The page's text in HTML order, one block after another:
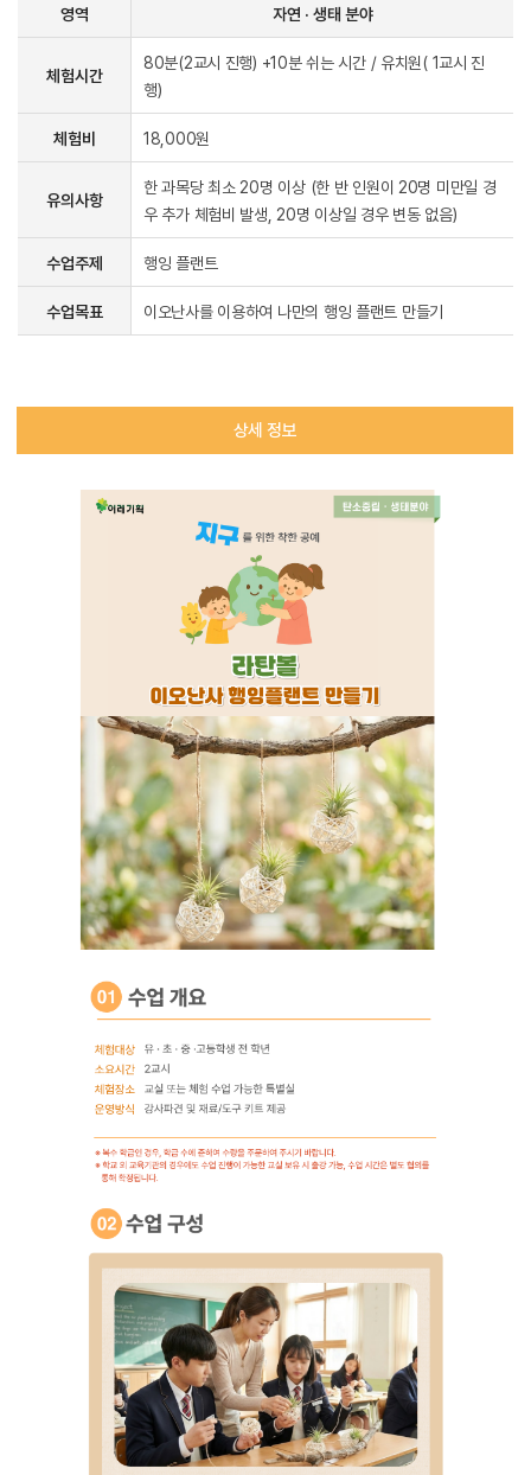
영역 자연 · 생태 분야
체험시간
80분(2교시 진행) +10분 쉬는 시간 / 유치원( 1교시 진
행)
체험비 18,000원
유의사항
한 과목당 최소 20명 이상 (한 반 인원이 20명 미만일 경
우 추가 체험비 발생, 20명 이상일 경우 변동 없음)
수업주제 행잉 플랜트
수업목표 이오난사를 이용하여 나만의 행잉 플랜트 만들기
상세 정보